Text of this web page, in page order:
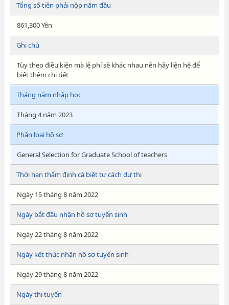
Tổng số tiền phải nộp năm đầu
861,300 Yên
Ghi chú
Tùy theo điều kiện mà lệ phí sẽ khác nhau nên hãy liện hệ để
biết thêm chi tiết
Tháng năm nhập học
Tháng 4 năm 2023
Phân loại hồ sơ
General Selection for Graduate School of teachers
Thời hạn thẩm định cá biệt tư cách dự thi
Ngày 15 tháng 8 năm 2022
Ngày bắt đầu nhận hồ sơ tuyển sinh
Ngày 22 tháng 8 năm 2022
Ngày kết thúc nhận hồ sơ tuyển sinh
Ngày 29 tháng 8 năm 2022
Ngày thi tuyển